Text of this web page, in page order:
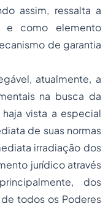
assim, ressalta a
e como elemento
de garantia
atualmente, a
na busca da
vista a especial
de suas normas
irradiação dos
jurídico através
dos
todos os Poderes